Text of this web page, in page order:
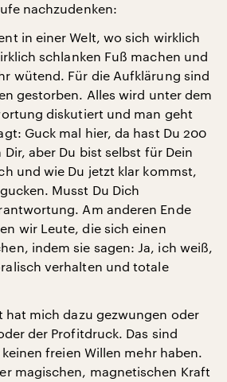
nachzudenken:
in einer Welt, wo sich wirklich
schlanken Fuß machen und
wütend. Für die Aufklärung sind
gestorben. Alles wird unter dem
diskutiert und man geht
Guck mal hier, da hast Du 200
aber Du bist selbst für Dein
und wie Du jetzt klar kommst,
Musst Du Dich
Am anderen Ende
wir Leute, die sich einen
indem sie sagen: Ja, ich weiß,
verhalten und totale
hat mich dazu gezwungen oder
der Profitdruck. Das sind
freien Willen mehr haben.
magischen, magnetischen Kraft